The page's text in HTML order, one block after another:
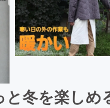
冬を楽しめ